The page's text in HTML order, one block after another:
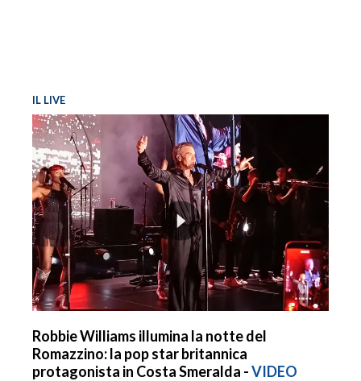
IL LIVE
Robbie Williams illumina la notte del
Romazzino: la pop star britannica
protagonista in Costa Smeralda -VIDEO